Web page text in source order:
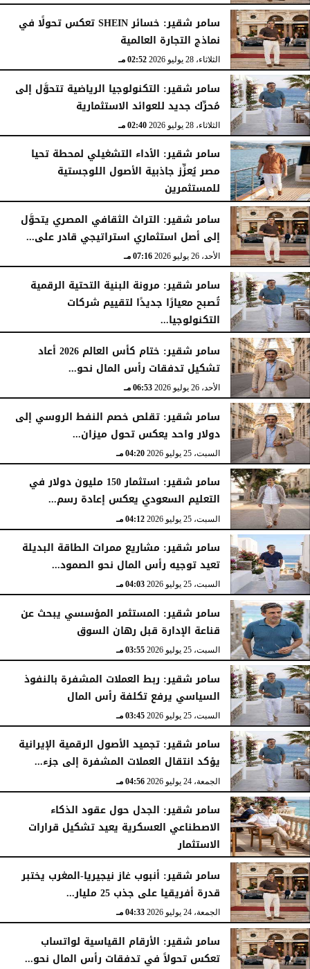
الثلاثاء، 28 يوليو 2026 03:49 مـ
سامر شقير: خسائر SHEIN تعكس تحولًا في
نماذج التجارة العالمية
الثلاثاء، 28 يوليو 2026 02:52 مـ
سامر شقير: التكنولوجيا الرياضية تتحوَّل إلى
مُحرِّك جديد للعوائد الاستثمارية
الثلاثاء، 28 يوليو 2026 02:40 مـ
سامر شقير: الأداء التشغيلي لمحطة تحيا
مصر يُعزِّز جاذبية الأصول اللوجستية
للمستثمرين
الأحد، 26 يوليو 2026 07:27 مـ
سامر شقير: التراث الثقافي المصري يتحوَّل
إلى أصل استثماري استراتيجي قادر على...
الأحد، 26 يوليو 2026 07:16 مـ
سامر شقير: مرونة البنية التحتية الرقمية
تُصبح معيارًا جديدًا لتقييم شركات
التكنولوجيا...
الأحد، 26 يوليو 2026 07:03 مـ
سامر شقير: ختام كأس العالم 2026 أعاد
تشكيل تدفقات رأس المال نحو...
الأحد، 26 يوليو 2026 06:53 مـ
سامر شقير: تقلص خصم النفط الروسي إلى
دولار واحد يعكس تحول ميزان...
السبت، 25 يوليو 2026 04:20 مـ
سامر شقير: استثمار 150 مليون دولار في
التعليم السعودي يعكس إعادة رسم...
السبت، 25 يوليو 2026 04:12 مـ
سامر شقير: مشاريع ممرات الطاقة البديلة
تعيد توجيه رأس المال نحو الصمود...
السبت، 25 يوليو 2026 04:03 مـ
سامر شقير: المستثمر المؤسسي يبحث عن
قناعة الإدارة قبل رهان السوق
السبت، 25 يوليو 2026 03:55 مـ
سامر شقير: ربط العملات المشفرة بالنفوذ
السياسي يرفع تكلفة رأس المال
السبت، 25 يوليو 2026 03:45 مـ
سامر شقير: تجميد الأصول الرقمية الإيرانية
يؤكد انتقال العملات المشفرة إلى جزء...
الجمعة، 24 يوليو 2026 04:56 مـ
سامر شقير: الجدل حول عقود الذكاء
الاصطناعي العسكرية يعيد تشكيل قرارات
الاستثمار
الجمعة، 24 يوليو 2026 04:45 مـ
سامر شقير: أنبوب غاز نيجيريا-المغرب يختبر
قدرة أفريقيا على جذب 25 مليار...
الجمعة، 24 يوليو 2026 04:33 مـ
سامر شقير: الأرقام القياسية لواتساب
تعكس تحولاً في تدفقات رأس المال نحو...